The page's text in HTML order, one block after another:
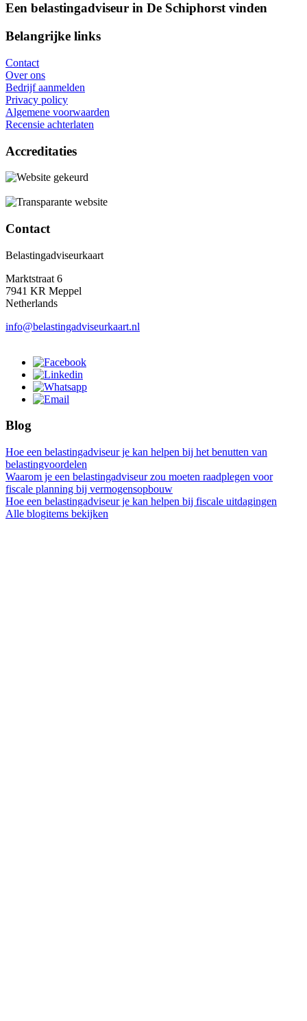
Een belastingadviseur in De Schiphorst vinden
Belangrijke links
Contact
Over ons
Bedrijf aanmelden
Privacy policy
Algemene voorwaarden
Recensie achterlaten
Accreditaties
Contact
Belastingadviseurkaart
Marktstraat 6
7941 KR Meppel
Netherlands
info@belastingadviseurkaart.nl
Blog
Hoe een belastingadviseur je kan helpen bij het benutten van
belastingvoordelen
Waarom je een belastingadviseur zou moeten raadplegen voor
fiscale planning bij vermogensopbouw
Hoe een belastingadviseur je kan helpen bij fiscale uitdagingen
Alle blogitems bekijken